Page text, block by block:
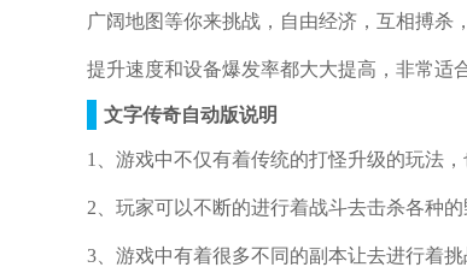
广阔地图等你来挑战，自由经济，互相搏杀
提升速度和设备爆发率都大大提高，非常适
文字传奇自动版说明
1、游戏中不仅有着传统的打怪升级的玩法
2、玩家可以不断的进行着战斗去击杀各种
3、游戏中有着很多不同的副本让去进行着